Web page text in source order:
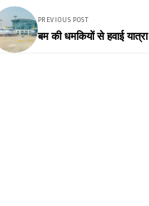
PREVIOUS POST
बम की धमकियों से हवाई यात्रा